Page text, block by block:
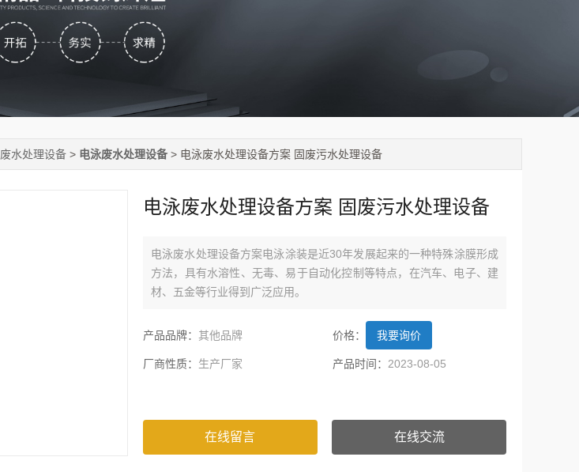
废水处理设备 > 电泳废水处理设备 > 电泳废水处理设备方案 固废污水处理设备
电泳废水处理设备方案 固废污水处理设备
电泳废水处理设备方案电泳涂装是近30年发展起来的一种特殊涂膜形成
方法，具有水溶性、无毒、易于自动化控制等特点，在汽车、电子、建
材、五金等行业得到广泛应用。
产品品牌： 其他品牌 价格： 我要询价
厂商性质： 生产厂家 产品时间： 2023-08-05
在线留言 在线交流